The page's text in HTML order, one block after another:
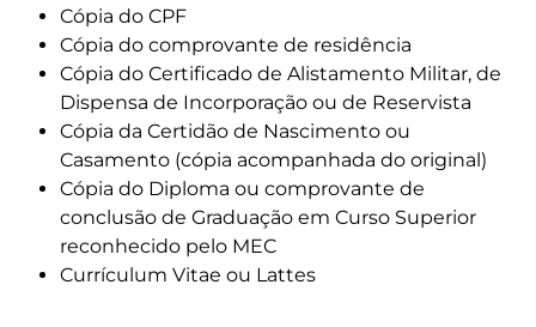
Cópia do CPF
Cópia do comprovante de residência
Cópia do Certificado de Alistamento Militar, de
Dispensa de Incorporação ou de Reservista
Cópia da Certidão de Nascimento ou
Casamento (cópia acompanhada do original)
Cópia do Diploma ou comprovante de
conclusão de Graduação em Curso Superior
reconhecido pelo MEC
Currículum Vitae ou Lattes